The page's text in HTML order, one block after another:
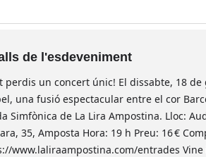
de l'esdeveniment
perdis un concert únic! El dissabte, 18
una fusió espectacular entre el cor
Simfònica de La Lira Ampostina. Lloc:
35, Amposta Hora: 19 h Preu: 16 €
www.laliraampostina.com/entrades Vine